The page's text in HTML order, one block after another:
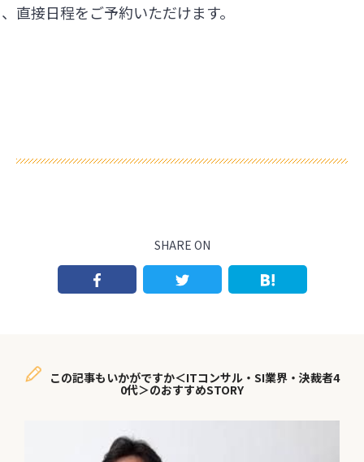
直接日程をご予約いただけます。
SHARE ON
この記事もいかがですか＜ITコンサル・SI業界・決裁者4
0代＞のおすすめSTORY